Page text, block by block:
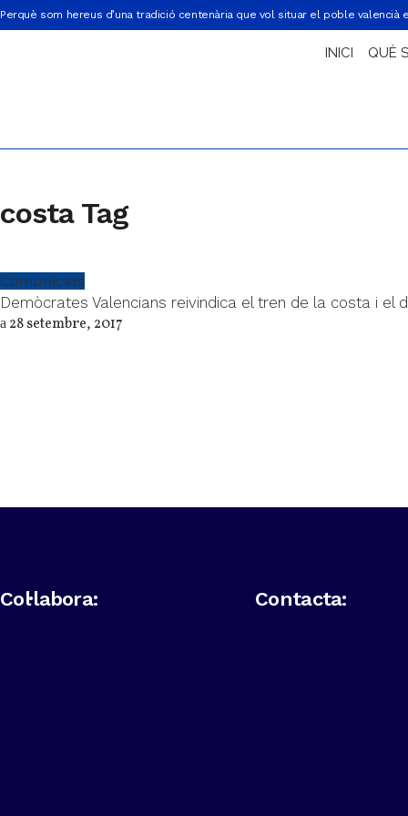
Perquè som hereus d’una tradició centenària que vol situar el poble valencià
INICI QUÈ
costa Tag
Comunicats
Demòcrates Valencians reivindica el tren de la costa i el
28 setembre, 2017
Col·labora: Contacta: